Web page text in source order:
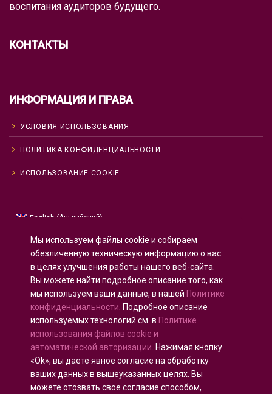
воспитания аудиторов будущего.
КОНТАКТЫ
ИНФОРМАЦИЯ И ПРАВА
УСЛОВИЯ ИСПОЛЬЗОВАНИЯ
ПОЛИТИКА КОНФИДЕНЦИАЛЬНОСТИ
ИСПОЛЬЗОВАНИЕ COOKIE
English (Английский)
Русский
Español(Испанский)
Français( Французский )
العربية( Арабский )
Português(Португальский, Португалия )
Мы используем файлы cookie и собираем
обезличенную техническую информацию о вас
в целях улучшения работы нашего веб-сайта.
Вы можете найти подробное описание того, как
мы используем ваши данные, в нашей Политике
конфиденциальности . Подробное описание
используемых технологий см. в Политике
использования файлов cookie и
автоматической авторизации . Нажимая кнопку
«Ok», вы даете явное согласие на обработку
ваших данных в вышеуказанных целях. Вы
можете отозвать свое согласие способом,